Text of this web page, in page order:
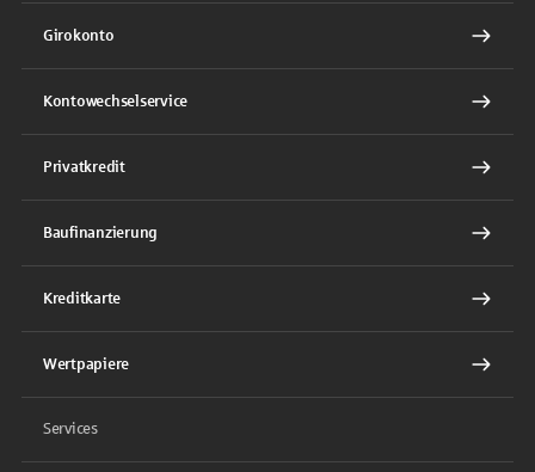
Girokonto
Kontowechselservice
Privatkredit
Baufinanzierung
Kreditkarte
Wertpapiere
Services